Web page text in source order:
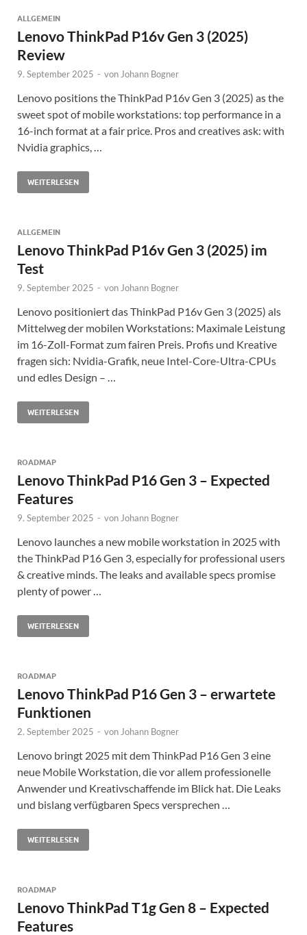
ALLGEMEIN
Lenovo ThinkPad P16v Gen 3 (2025)
Review
9. September 2025 - von Johann Bogner
Lenovo positions the ThinkPad P16v Gen 3 (2025) as the
sweet spot of mobile workstations: top performance in a
16-inch format at a fair price. Pros and creatives ask: with
Nvidia graphics, …
WEITERLESEN
ALLGEMEIN
Lenovo ThinkPad P16v Gen 3 (2025) im
Test
9. September 2025 - von Johann Bogner
Lenovo positioniert das ThinkPad P16v Gen 3 (2025) als
Mittelweg der mobilen Workstations: Maximale Leistung
im 16-Zoll-Format zum fairen Preis. Profis und Kreative
fragen sich: Nvidia-Grafik, neue Intel-Core-Ultra-CPUs
und edles Design – …
WEITERLESEN
ROADMAP
Lenovo ThinkPad P16 Gen 3 – Expected
Features
9. September 2025 - von Johann Bogner
Lenovo launches a new mobile workstation in 2025 with
the ThinkPad P16 Gen 3, especially for professional users
& creative minds. The leaks and available specs promise
plenty of power …
WEITERLESEN
ROADMAP
Lenovo ThinkPad P16 Gen 3 – erwartete
Funktionen
2. September 2025 - von Johann Bogner
Lenovo bringt 2025 mit dem ThinkPad P16 Gen 3 eine
neue Mobile Workstation, die vor allem professionelle
Anwender und Kreativschaffende im Blick hat. Die Leaks
und bislang verfügbaren Specs versprechen …
WEITERLESEN
ROADMAP
Lenovo ThinkPad T1g Gen 8 – Expected
Features